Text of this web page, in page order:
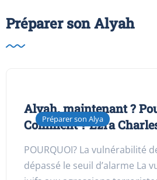
Préparer son Alyah
Préparer son Alya
Alyah, maintenant ?
Comment ? Ezra
POURQUOI? La vulnérabilité
dépassé le seuil d’alarme La